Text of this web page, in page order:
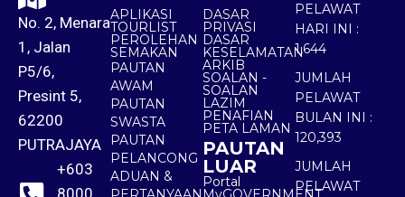
No. 2, Menara
1, Jalan
P5/6,
Presint 5,
62200
PUTRAJAYA
+603
8000
APLIKASI
TOURLIST
PEROLEHAN
SEMAKAN
PAUTAN
AWAM
PAUTAN
SWASTA
PAUTAN
PELANCONG
ADUAN &
DASAR
PRIVASI
DASAR
KESELAMATAN
ARKIB
SOALAN -
SOALAN
LAZIM
PENAFIAN
PETA LAMAN
PAUTAN
LUAR
Portal
PELAWAT
HARI INI :
1,644
JUMLAH
PELAWAT
BULAN INI :
120,393
JUMLAH
PELAWAT